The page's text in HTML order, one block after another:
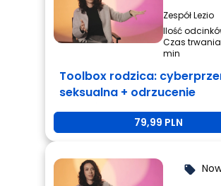
Zespół Lezio
Ilość
Czas
min
Toolbox rodzica:
seksualna + odrzucenie
rówieśnicze + przemoc
79,99 PLN
local_offer